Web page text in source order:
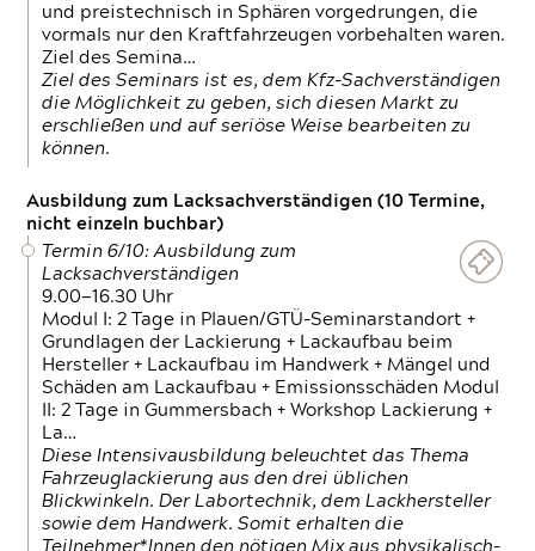
und preistechnisch in Sphären vorgedrungen, die
vormals nur den Kraftfahrzeugen vorbehalten waren.
Ziel des Semina…
Ziel des Seminars ist es, dem Kfz-Sachverständigen
die Möglichkeit zu geben, sich diesen Markt zu
erschließen und auf seriöse Weise bearbeiten zu
können.
Ausbildung zum Lacksachverständigen (10 Termine,
nicht einzeln buchbar)
Termin 6/10: Ausbildung zum
Lacksachverständigen
9.00—16.30 Uhr
Modul I: 2 Tage in Plauen/GTÜ-Seminarstandort +
Grundlagen der Lackierung + Lackaufbau beim
Hersteller + Lackaufbau im Handwerk + Mängel und
Schäden am Lackaufbau + Emissionsschäden Modul
II: 2 Tage in Gummersbach + Workshop Lackierung +
La…
Diese Intensivausbildung beleuchtet das Thema
Fahrzeuglackierung aus den drei üblichen
Blickwinkeln. Der Labortechnik, dem Lackhersteller
sowie dem Handwerk. Somit erhalten die
Teilnehmer*Innen den nötigen Mix aus physikalisch-